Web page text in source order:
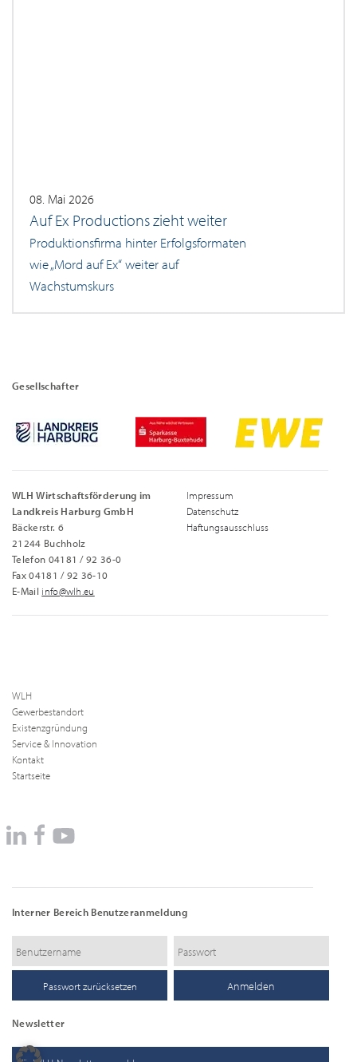
08. Mai 2026
Auf Ex Productions zieht weiter
Produktionsfirma hinter Erfolgsformaten
wie „Mord auf Ex“ weiter auf
Wachstumskurs
Gesellschafter
WLH Wirtschaftsförderung im
Landkreis Harburg GmbH
Bäckerstr. 6
21244 Buchholz
Telefon 04181 / 92 36-0
Fax 04181 / 92 36-10
E-Mail info@wlh.eu
Impressum
Datenschutz
Haftungsausschluss
WLH
Gewerbestandort
Existenzgründung
Service & Innovation
Kontakt
Startseite
Interner Bereich Benutzeranmeldung
Passwort zurücksetzen
Newsletter